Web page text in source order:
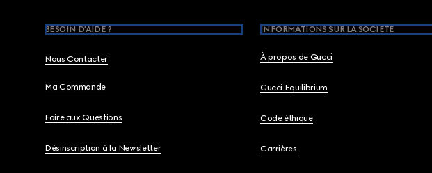
BESOIN D'AIDE ?
Nous Contacter
Ma Commande
Foire aux Questions
Désinscription à la Newsletter
INFORMATIONS SUR LA SOCIETE
À propos de Gucci
Gucci Equilibrium
Code éthique
Carrières